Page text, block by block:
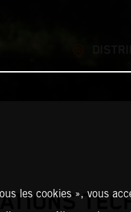
les cookies », vous